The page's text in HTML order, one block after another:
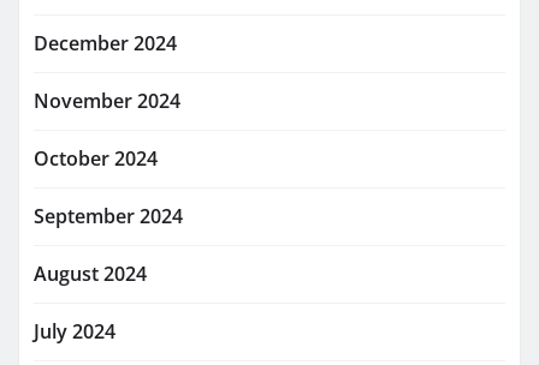
December 2024
November 2024
October 2024
September 2024
August 2024
July 2024